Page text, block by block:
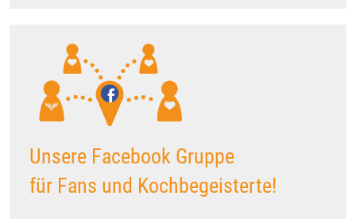
Unsere Facebook Gruppe
für Fans und Kochbegeisterte!